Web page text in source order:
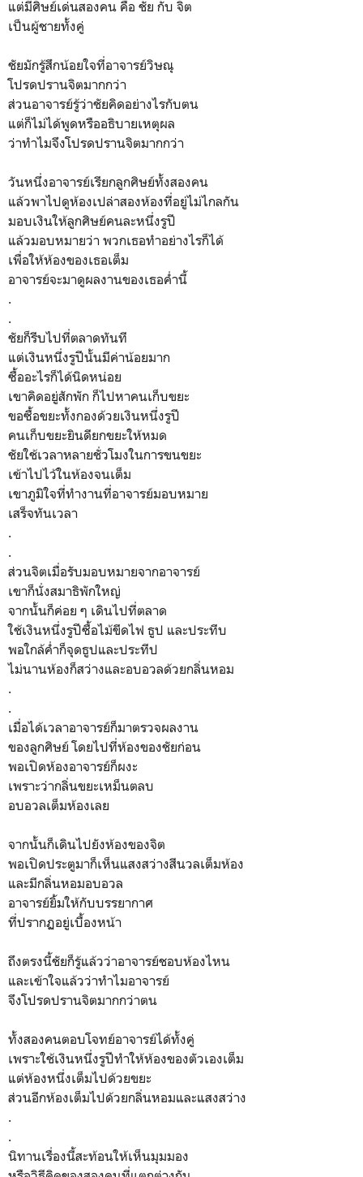
แต่มีศิษย์เด่นสองคน คือ ชัย กับ จิต
เป็นผู้ชายทั้งคู่
ชัยมักรู้สึกน้อยใจที่อาจารย์วิษณุ
โปรดปรานจิตมากกว่า
ส่วนอาจารย์รู้ว่าชัยคิดอย่างไรกับตน
แต่ก็ไม่ได้พูดหรืออธิบายเหตุผล
ว่าทำไมจึงโปรดปรานจิตมากกว่า
วันหนึ่งอาจารย์เรียกลูกศิษย์ทั้งสองคน
แล้วพาไปดูห้องเปล่าสองห้องที่อยู่ไม่ไกลกัน
มอบเงินให้ลูกศิษย์คนละหนึ่งรูปี
แล้วมอบหมายว่า พวกเธอทำอย่างไรก็ได้
เพื่อให้ห้องของเธอเต็ม
อาจารย์จะมาดูผลงานของเธอค่ำนี้
.
.
ชัยก็รีบไปที่ตลาดทันที
แต่เงินหนึ่งรูปีนั้นมีค่าน้อยมาก
ซื้ออะไรก็ได้นิดหน่อย
เขาคิดอยู่สักพัก ก็ไปหาคนเก็บขยะ
ขอซื้อขยะทั้งกองด้วยเงินหนึ่งรูปี
คนเก็บขยะยินดียกขยะให้หมด
ชัยใช้เวลาหลายชั่วโมงในการขนขยะ
เข้าไปไว้ในห้องจนเต็ม
เขาภูมิใจที่ทำงานที่อาจารย์มอบหมาย
เสร็จทันเวลา
.
.
ส่วนจิตเมื่อรับมอบหมายจากอาจารย์
เขาก็นั่งสมาธิพักใหญ่
จากนั้นก็ค่อย ๆ เดินไปที่ตลาด
ใช้เงินหนึ่งรูปีซื้อไม้ขีดไฟ ธูป และประทีบ
พอใกล้ค่ำก็จุดธูปและประทีป
ไม่นานห้องก็สว่างและอบอวลด้วยกลิ่นหอม
.
.
เมื่อได้เวลาอาจารย์ก็มาตรวจผลงาน
ของลูกศิษย์ โดยไปที่ห้องของชัยก่อน
พอเปิดห้องอาจารย์ก็ผงะ
เพราะว่ากลิ่นขยะเหม็นตลบ
อบอวลเต็มห้องเลย
จากนั้นก็เดินไปยังห้องของจิต
พอเปิดประตูมาก็เห็นแสงสว่างสีนวลเต็มห้อง
และมีกลิ่นหอมอบอวล
อาจารย์ยิ้มให้กับบรรยากาศ
ที่ปรากฏอยู่เบื้องหน้า
ถึงตรงนี้ชัยก็รู้แล้วว่าอาจารย์ชอบห้องไหน
และเข้าใจแล้วว่าทำไมอาจารย์
จึงโปรดปรานจิตมากกว่าตน
ทั้งสองคนตอบโจทย์อาจารย์ได้ทั้งคู่
เพราะใช้เงินหนึ่งรูปีทำให้ห้องของตัวเองเต็ม
แต่ห้องหนึ่งเต็มไปด้วยขยะ
ส่วนอีกห้องเต็มไปด้วยกลิ่นหอมและแสงสว่าง
.
.
นิทานเรื่องนี้สะท้อนให้เห็นมุมมอง